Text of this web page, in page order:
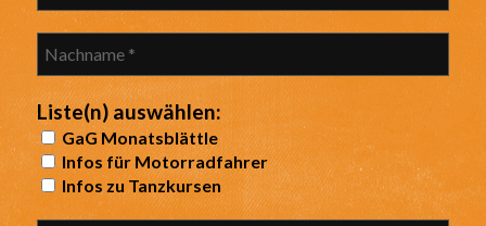
Liste(n) auswählen:
GaG Monatsblättle
Infos für Motorradfahrer
Infos zu Tanzkursen